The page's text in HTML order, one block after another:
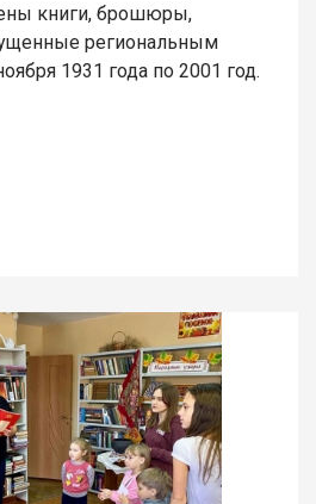
книги, брошюры,
региональным
1931 года по 2001 год.